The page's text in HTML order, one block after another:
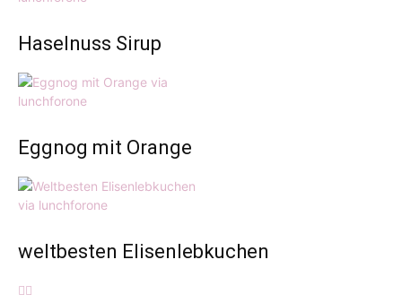
Haselnuss Sirup
Eggnog mit Orange
weltbesten Elisenlebkuchen